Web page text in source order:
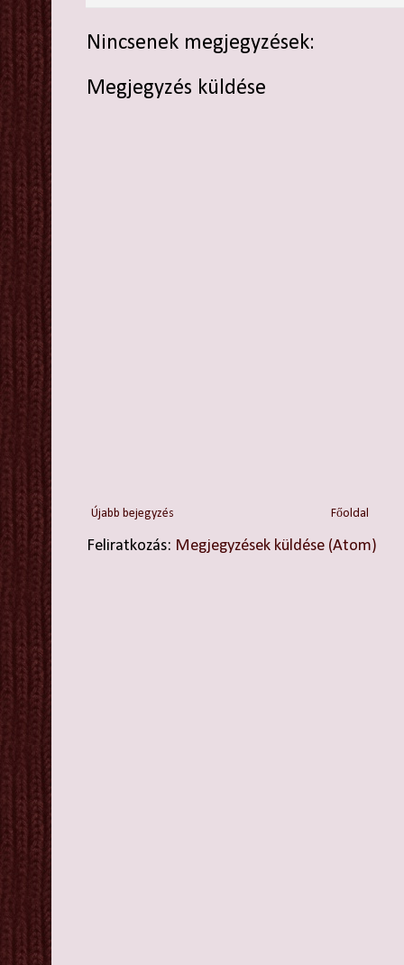
Nincsenek megjegyzések:
Megjegyzés küldése
Újabb bejegyzés Főoldal
Feliratkozás: Megjegyzések küldése (Atom)